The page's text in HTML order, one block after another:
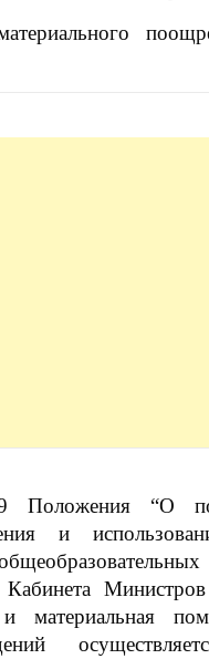
Положения “О
и
Кабинета